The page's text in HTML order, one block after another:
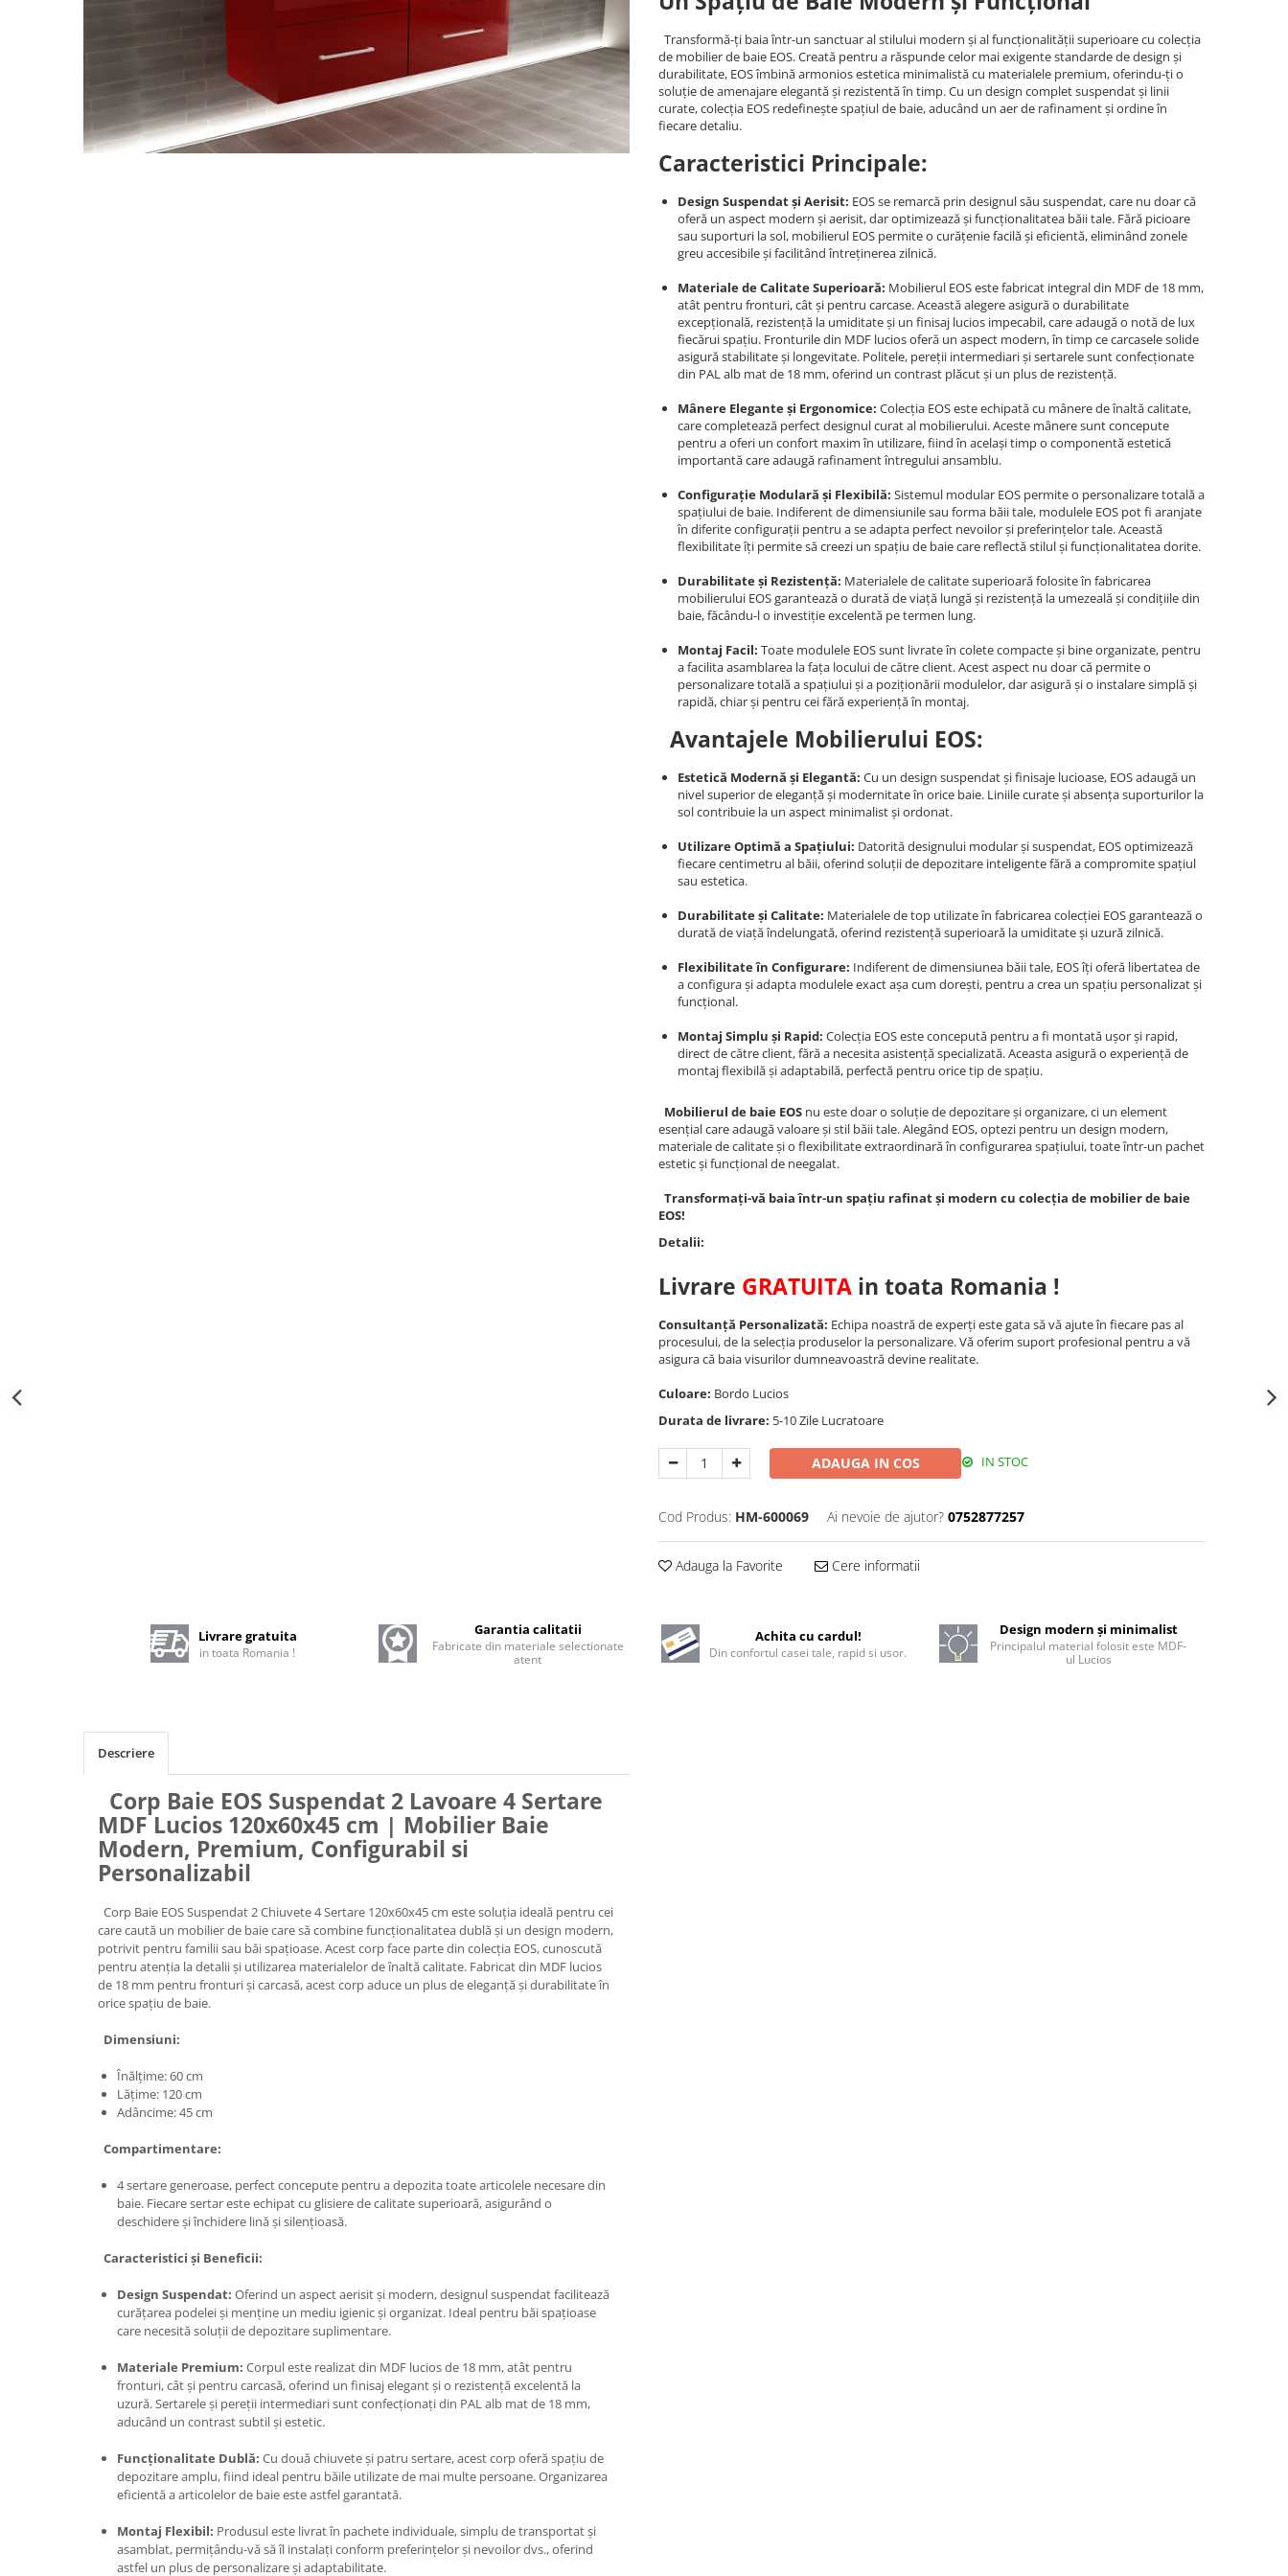
Transformă-ți baia într-un sanctuar al stilului modern și al funcționalității superioare cu colecția
de mobilier de baie EOS. Creată pentru a răspunde celor mai exigente standarde de design și
durabilitate, EOS îmbină armonios estetica minimalistă cu materialele premium, oferindu-ți o
soluție de amenajare elegantă și rezistentă în timp. Cu un design complet suspendat și linii
curate, colecția EOS redefinește spațiul de baie, aducând un aer de rafinament și ordine în
fiecare detaliu.
Caracteristici Principale:
Design Suspendat și Aerisit: EOS se remarcă prin designul său suspendat, care nu doar că
oferă un aspect modern și aerisit, dar optimizează și funcționalitatea băii tale. Fără picioare
sau suporturi la sol, mobilierul EOS permite o curățenie facilă și eficientă, eliminând zonele
greu accesibile și facilitând întreținerea zilnică.
Materiale de Calitate Superioară: Mobilierul EOS este fabricat integral din MDF de 18 mm,
atât pentru fronturi, cât și pentru carcase. Această alegere asigură o durabilitate
excepțională, rezistență la umiditate și un finisaj lucios impecabil, care adaugă o notă de lux
fiecărui spațiu. Fronturile din MDF lucios oferă un aspect modern, în timp ce carcasele solide
asigură stabilitate și longevitate. Politele, pereții intermediari și sertarele sunt confecționate
din PAL alb mat de 18 mm, oferind un contrast plăcut și un plus de rezistență.
Mânere Elegante și Ergonomice: Colecția EOS este echipată cu mânere de înaltă calitate,
care completează perfect designul curat al mobilierului. Aceste mânere sunt concepute
pentru a oferi un confort maxim în utilizare, fiind în același timp o componentă estetică
importantă care adaugă rafinament întregului ansamblu.
Configurație Modulară și Flexibilă: Sistemul modular EOS permite o personalizare totală a
spațiului de baie. Indiferent de dimensiunile sau forma băii tale, modulele EOS pot fi aranjate
în diferite configurații pentru a se adapta perfect nevoilor și preferințelor tale. Această
flexibilitate îți permite să creezi un spațiu de baie care reflectă stilul și funcționalitatea dorite.
Durabilitate și Rezistență: Materialele de calitate superioară folosite în fabricarea
mobilierului EOS garantează o durată de viață lungă și rezistență la umezeală și condițiile din
baie, făcându-l o investiție excelentă pe termen lung.
Montaj Facil: Toate modulele EOS sunt livrate în colete compacte și bine organizate, pentru
a facilita asamblarea la fața locului de către client. Acest aspect nu doar că permite o
personalizare totală a spațiului și a poziționării modulelor, dar asigură și o instalare simplă și
rapidă, chiar și pentru cei fără experiență în montaj.
Avantajele Mobilierului EOS:
Estetică Modernă și Elegantă: Cu un design suspendat și finisaje lucioase, EOS adaugă un
nivel superior de eleganță și modernitate în orice baie. Liniile curate și absența suporturilor la
sol contribuie la un aspect minimalist și ordonat.
Utilizare Optimă a Spațiului: Datorită designului modular și suspendat, EOS optimizează
fiecare centimetru al băii, oferind soluții de depozitare inteligente fără a compromite spațiul
sau estetica.
Durabilitate și Calitate: Materialele de top utilizate în fabricarea colecției EOS garantează o
durată de viață îndelungată, oferind rezistență superioară la umiditate și uzură zilnică.
Flexibilitate în Configurare: Indiferent de dimensiunea băii tale, EOS îți oferă libertatea de
a configura și adapta modulele exact așa cum dorești, pentru a crea un spațiu personalizat și
funcțional.
Montaj Simplu și Rapid: Colecția EOS este concepută pentru a fi montată ușor și rapid,
direct de către client, fără a necesita asistență specializată. Aceasta asigură o experiență de
montaj flexibilă și adaptabilă, perfectă pentru orice tip de spațiu.
Mobilierul de baie EOS nu este doar o soluție de depozitare și organizare, ci un element
esențial care adaugă valoare și stil băii tale. Alegând EOS, optezi pentru un design modern,
materiale de calitate și o flexibilitate extraordinară în configurarea spațiului, toate într-un pachet
estetic și funcțional de neegalat.
Transformați-vă baia într-un spațiu rafinat și modern cu colecția de mobilier de baie
EOS!
Detalii:
Livrare GRATUITA in toata Romania !
Consultanță Personalizată: Echipa noastră de experți este gata să vă ajute în fiecare pas al
procesului, de la selecția produselor la personalizare. Vă oferim suport profesional pentru a vă
asigura că baia visurilor dumneavoastră devine realitate.
Culoare: Bordo Lucios
Durata de livrare: 5-10 Zile Lucratoare
ADAUGA IN COS IN STOC
Cod Produs: HM-600069 Ai nevoie de ajutor? 0752877257
Adauga la Favorite Cere informatii
Livrare gratuita
in toata Romania !
Garantia calitatii
Fabricate din materiale selectionate
atent
Achita cu cardul!
Din confortul casei tale, rapid si usor.
Design modern și minimalist
Principalul material folosit este MDF-
ul Lucios
Descriere
Corp Baie EOS Suspendat 2 Lavoare 4 Sertare
MDF Lucios 120x60x45 cm | Mobilier Baie
Modern, Premium, Configurabil si
Personalizabil
Corp Baie EOS Suspendat 2 Chiuvete 4 Sertare 120x60x45 cm este soluția ideală pentru cei
care caută un mobilier de baie care să combine funcționalitatea dublă și un design modern,
potrivit pentru familii sau băi spațioase. Acest corp face parte din colecția EOS, cunoscută
pentru atenția la detalii și utilizarea materialelor de înaltă calitate. Fabricat din MDF lucios
de 18 mm pentru fronturi și carcasă, acest corp aduce un plus de eleganță și durabilitate în
orice spațiu de baie.
Dimensiuni:
Înălțime: 60 cm
Lățime: 120 cm
Adâncime: 45 cm
Compartimentare:
4 sertare generoase, perfect concepute pentru a depozita toate articolele necesare din
baie. Fiecare sertar este echipat cu glisiere de calitate superioară, asigurând o
deschidere și închidere lină și silențioasă.
Caracteristici și Beneficii:
Design Suspendat: Oferind un aspect aerisit și modern, designul suspendat facilitează
curățarea podelei și menține un mediu igienic și organizat. Ideal pentru băi spațioase
care necesită soluții de depozitare suplimentare.
Materiale Premium: Corpul este realizat din MDF lucios de 18 mm, atât pentru
fronturi, cât și pentru carcasă, oferind un finisaj elegant și o rezistență excelentă la
uzură. Sertarele și pereții intermediari sunt confecționați din PAL alb mat de 18 mm,
aducând un contrast subtil și estetic.
Funcționalitate Dublă: Cu două chiuvete și patru sertare, acest corp oferă spațiu de
depozitare amplu, fiind ideal pentru băile utilizate de mai multe persoane. Organizarea
eficientă a articolelor de baie este astfel garantată.
Montaj Flexibil: Produsul este livrat în pachete individuale, simplu de transportat și
asamblat, permițându-vă să îl instalați conform preferințelor și nevoilor dvs., oferind
astfel un plus de personalizare și adaptabilitate.